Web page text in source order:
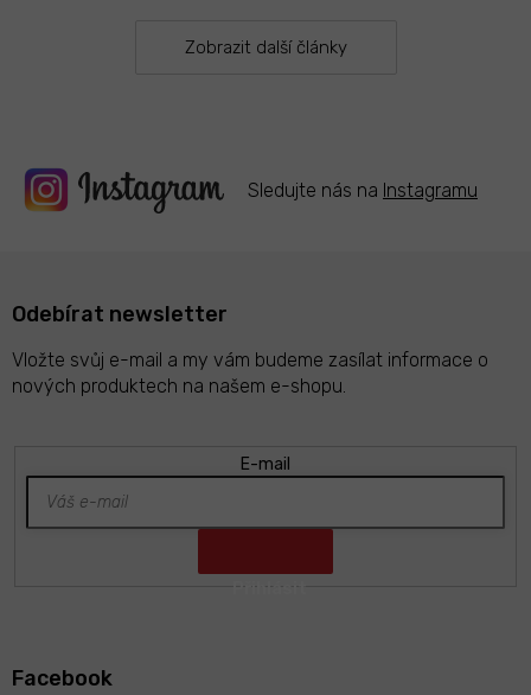
Zobrazit další články
Sledujte nás na Instagramu
Odebírat newsletter
Vložte svůj e-mail a my vám budeme zasílat informace o
nových produktech na našem e-shopu.
E-mail
Facebook